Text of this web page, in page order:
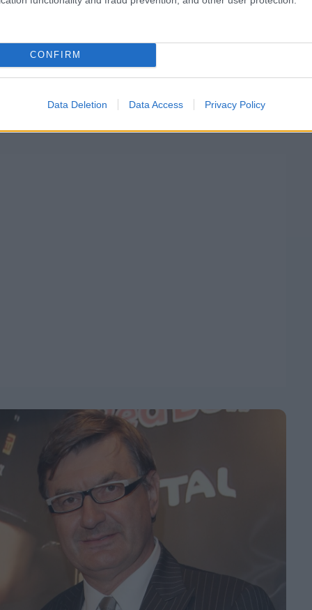
CONFIRM
Data Deletion Data Access Privacy Policy
el a Motorsport-Totalnak, ebből tehát nem
Fides mögött? Kinek van ezekhez a
ez dönt a Yoovidhya-klán és Mark